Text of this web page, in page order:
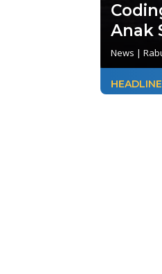
Anak
News |
HEADLINE